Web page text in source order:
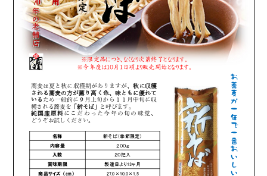
2024年「梅漬け用のお塩・商品」ご紹介
2024年4月5日
商品情報
2024年 塩あめのご紹介
2024年4月1日
商品情報
グラウンド用防塵剤 使用ガイド
2024年4月1日
商品情報
グラウンド用ラインパウダー選び方ガイド
2023年9月22日
商品情報
「オホーツクの塩」と「オホーツクの塩ラーメン」ご
案内